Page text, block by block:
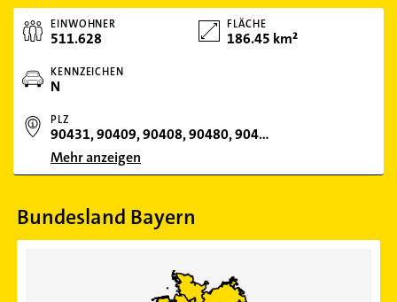
EINWOHNER
511.628
FLÄCHE
186.45 km²
KENNZEICHEN
N
PLZ
90431, 90409, 90408, 90480, 90461, 90429, 90489, 90443, 90451, 90455, 90439, 90441, 90482, 90471, 90475, 90427, 90402, 90425, 90453, 90478, 90491, 90473, 90449, 90411, 90403, 90469, 90459, 90419, 90268, 91052
Mehr anzeigen
Bundesland Bayern